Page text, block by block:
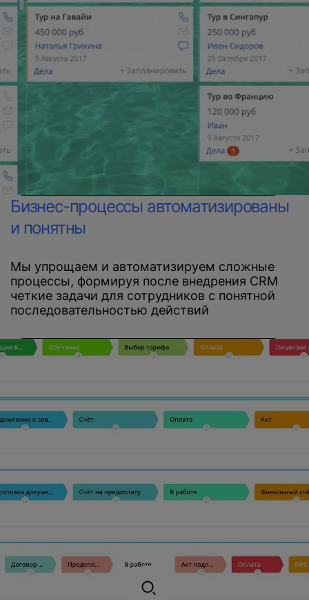
Бизнес-процессы автоматизированы
и понятны
Мы упрощаем и автоматизируем сложные
процессы, формируя после внедрения CRM
четкие задачи для сотрудников с понятной
последовательностью действий